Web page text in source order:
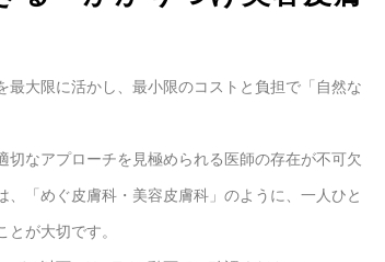
大限に活かし、最小限のコストと負担で「自然な
なアプローチを見極められる医師の存在が不可欠
「めぐ皮膚科・美容皮膚科」のように、一人ひと
が大切です。